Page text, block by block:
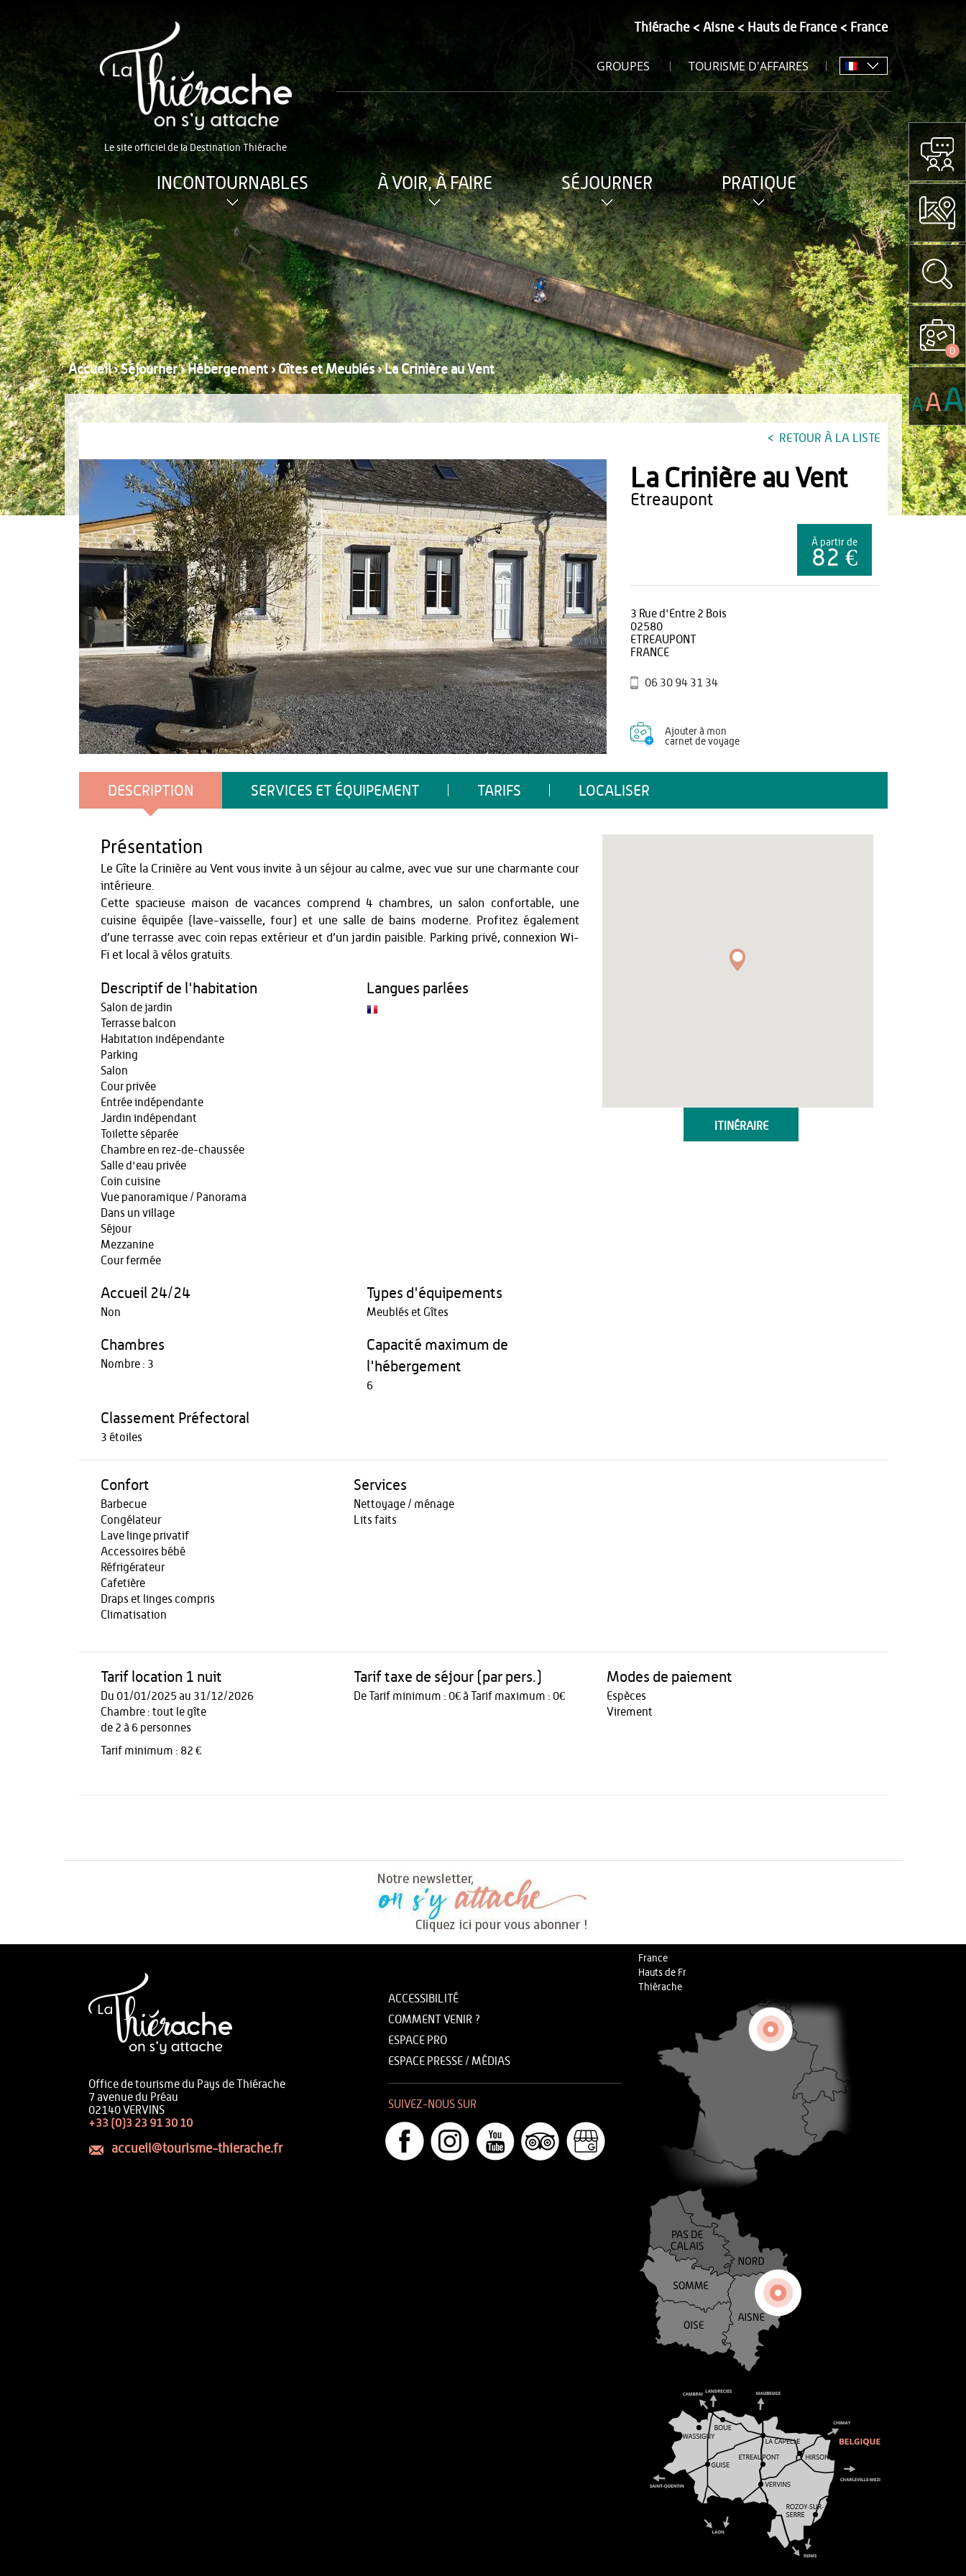
Le site officiel de la Destination Thiérache
Thiérache Aisne Hauts de France France
GROUPES TOURISME D'AFFAIRES
INCONTOURNABLES À VOIR, À FAIRE SÉJOURNER PRATIQUE
Accueil›Séjourner›Hébergement›Gîtes et Meublés›La Crinière au Vent
RETOUR À LA LISTE
La Crinière au Vent
etreaupont
À partir de
82 €
3 Rue d'Entre 2 Bois
02580
ETREAUPONT
FRANCE
06 30 94 31 34
Ajouter à mon
carnet de voyage
DESCRIPTION SERVICES ET ÉQUIPEMENT TARIFS LOCALISER
ITINÉRAIRE
Présentation
Le Gîte la Crinière au Vent vous invite à un séjour au calme, avec vue sur une charmante cour
intérieure.
Cette spacieuse maison de vacances comprend 4 chambres, un salon confortable, une
cuisine équipée (lave-vaisselle, four) et une salle de bains moderne. Profitez également
d’une terrasse avec coin repas extérieur et d’un jardin paisible. Parking privé, connexion Wi-
Fi et local à vélos gratuits.
Descriptif de l'habitation
Salon de jardin
Terrasse balcon
Habitation indépendante
Parking
Salon
Cour privée
Entrée indépendante
Jardin indépendant
Toilette séparée
Chambre en rez-de-chaussée
Salle d'eau privée
Coin cuisine
Vue panoramique / Panorama
Dans un village
Séjour
Mezzanine
Cour fermée
Langues parlées
Accueil 24/24
Non
Types d'équipements
Meublés et Gîtes
Chambres
Nombre : 3
Capacité maximum de
l'hébergement
6
Classement Préfectoral
3 étoiles
Confort
Barbecue
Congélateur
Lave linge privatif
Accessoires bébé
Réfrigérateur
Cafetière
Draps et linges compris
Climatisation
Services
Nettoyage / ménage
Lits faits
Tarif location 1 nuit
Du 01/01/2025 au 31/12/2026
Chambre : tout le gîte
de 2 à 6 personnes
Tarif minimum : 82 €
Tarif taxe de séjour (par pers.)
De Tarif minimum : 0€ à Tarif maximum : 0€
Modes de paiement
Espèces
Virement
Office de tourisme du Pays de Thiérache
7 avenue du Préau
02140 VERVINS
+33 (0)3 23 91 30 10
accueil@tourisme-thierache.fr
ACCESSIBILITÉ
COMMENT VENIR ?
ESPACE PRO
ESPACE PRESSE / MÉDIAS
SUIVEZ-NOUS SUR
France
Hauts de Fr
Thiérache
0
AAA